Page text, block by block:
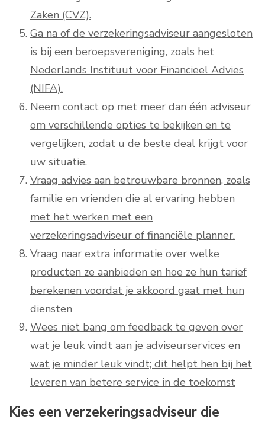
Zaken (CVZ).
Ga na of de verzekeringsadviseur aangesloten
is bij een beroepsvereniging, zoals het
Nederlands Instituut voor Financieel Advies
(NIFA).
Neem contact op met meer dan één adviseur
om verschillende opties te bekijken en te
vergelijken, zodat u de beste deal krijgt voor
uw situatie.
Vraag advies aan betrouwbare bronnen, zoals
familie en vrienden die al ervaring hebben
met het werken met een
verzekeringsadviseur of financiële planner.
Vraag naar extra informatie over welke
producten ze aanbieden en hoe ze hun tarief
berekenen voordat je akkoord gaat met hun
diensten
Wees niet bang om feedback te geven over
wat je leuk vindt aan je adviseurservices en
wat je minder leuk vindt; dit helpt hen bij het
leveren van betere service in de toekomst
Kies een verzekeringsadviseur die